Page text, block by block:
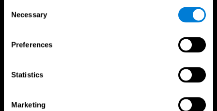
Selection
Necessary
Preferences
Statistics
Marketing
اتخاذ القرار بشكل أسرع
المعرفي يمكن أن يحسن بشكل كبير قدرات الرياضيين على
اتخاذ القرار، مما يمنحهم الأفضلية خلال لحظات اللعب
تحسين التركيز
أفادت دراسة في مجلة علم النفس الرياضي والتمارين الرياضية